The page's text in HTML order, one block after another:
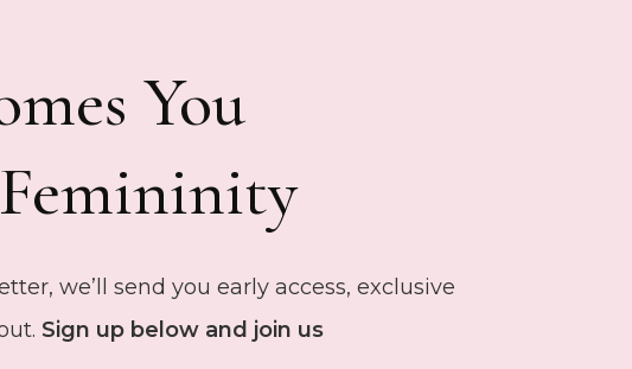
You ✨
we’ll send you early access, exclusive
Sign up below and join us.